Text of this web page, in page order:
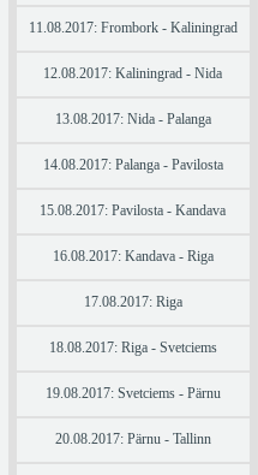
11.08.2017: Frombork - Kaliningrad
12.08.2017: Kaliningrad - Nida
13.08.2017: Nida - Palanga
14.08.2017: Palanga - Pavilosta
15.08.2017: Pavilosta - Kandava
16.08.2017: Kandava - Riga
17.08.2017: Riga
18.08.2017: Riga - Svetciems
19.08.2017: Svetciems - Pärnu
20.08.2017: Pärnu - Tallinn